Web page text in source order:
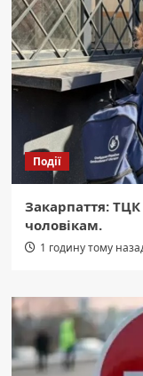
Події
Закарпаття:
чоловікам.
1 годину тому